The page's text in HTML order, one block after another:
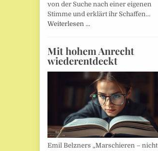
von der Suche nach einer eigenen
Stimme und erklärt ihr Schaffen…
Weiterlesen …
Mit hohem Anrecht
wiederentdeckt
Emil Belzners „Marschieren – nicht